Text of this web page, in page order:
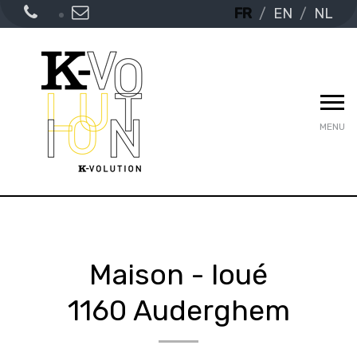
FR EN NL
MENU
Maison - loué
1160 Auderghem